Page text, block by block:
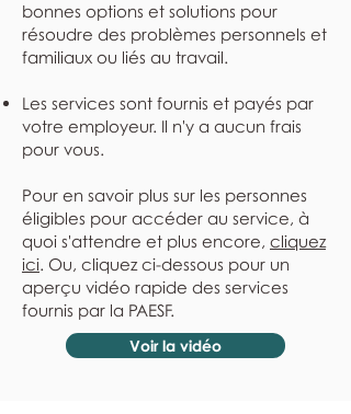
bonnes options et solutions pour
résoudre des problèmes personnels et
familiaux ou liés au travail.
Les services sont fournis et payés par
votre employeur. Il n'y a aucun frais
pour vous.
Pour en savoir plus sur les personnes
éligibles pour accéder au service, à
quoi s'attendre et plus encore, cliquez
ici. Ou, cliquez ci-dessous pour un
aperçu vidéo rapide des services
fournis par la PAESF.
Voir la vidéo